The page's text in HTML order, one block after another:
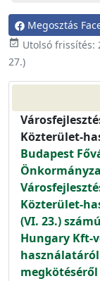
Megosztás
event_available Utolsó frissítés:
27.)
Közterület-
Budapest
Közterület-
(VI. 23.)
Hungary Kft-
megkötéséről